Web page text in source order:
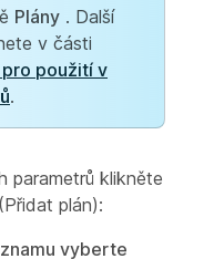
Plány . Další
v části
použití v
.
parametrů klikněte
plán):
vyberte